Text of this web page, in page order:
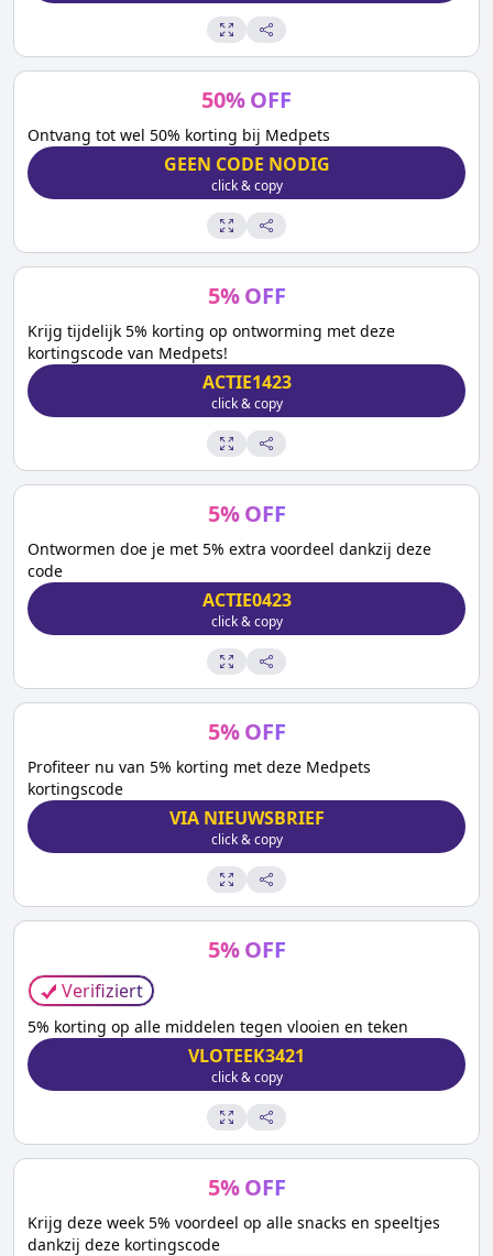
50%OFF
Ontvang tot wel 50% korting bij Medpets
GEEN CODE NODIG
click & copy
5% OFF
Krijg tijdelijk 5% korting op ontworming met deze
kortingscode van Medpets!
ACTIE1423
click & copy
5% OFF
Ontwormen doe je met 5% extra voordeel dankzij deze
code
ACTIE0423
click & copy
5% OFF
Profiteer nu van 5% korting met deze Medpets
kortingscode
VIA NIEUWSBRIEF
click & copy
5% OFF
Verifiziert
5% korting op alle middelen tegen vlooien en teken
VLOTEEK3421
click & copy
5% OFF
Krijg deze week 5% voordeel op alle snacks en speeltjes
dankzij deze kortingscode